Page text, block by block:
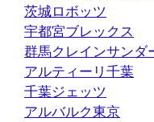
茨城ロボッツ
宇都宮ブレックス
群馬クレインサンダ
アルティーリ千葉
千葉ジェッツ
アルバルク東京